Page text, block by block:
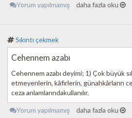
Yorum yapılmamış daha fazla oku
Sıkıntı çekmek
Cehennem azabı
Cehennem azabı deyimi; 1) Çok büyük
etmeyenlerin, kâfirlerin, günahkârların
ceza anlamlarındakullanılır.
Yorum yapılmamış daha fazla oku